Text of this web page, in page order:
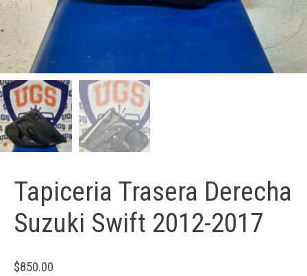
Tapiceria Trasera Derecha
Suzuki Swift 2012-2017
$850.00